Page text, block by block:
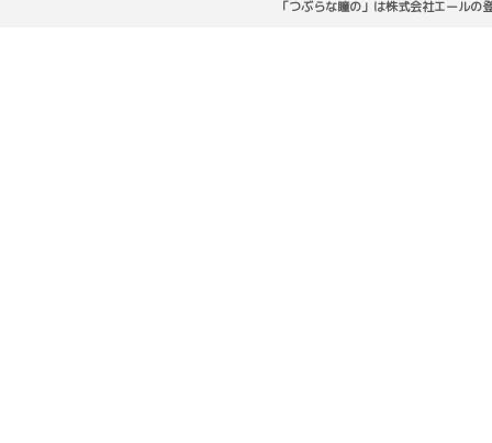
「つぶらな瞳の」は株式会社エールの